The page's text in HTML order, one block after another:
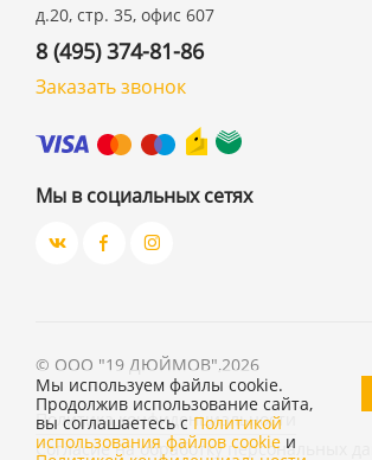
д.20, стр. 35, офис 607
8 (495) 374-81-86
Заказать звонок
Мы в социальных сетях
© ООО "19 ДЮЙМОВ",2026
Политика конфиденциальности
Согласие на обработку персональных
Мы используем файлы cookie.
Продолжив использование сайта,
вы соглашаетесь с Политикой
использования файлов cookie и